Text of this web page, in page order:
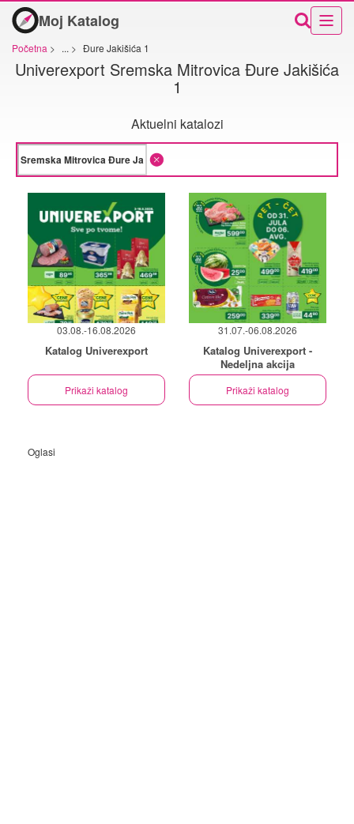
Moj Katalog
Početna > ... > Đure Jakišića 1
Univerexport Sremska Mitrovica Đure Jakišića
1
Aktuelni katalozi
03.08.-16.08.2026
Katalog Univerexport
Prikaži katalog
31.07.-06.08.2026
Katalog Univerexport -
Nedeljna akcija
Prikaži katalog
Oglasi